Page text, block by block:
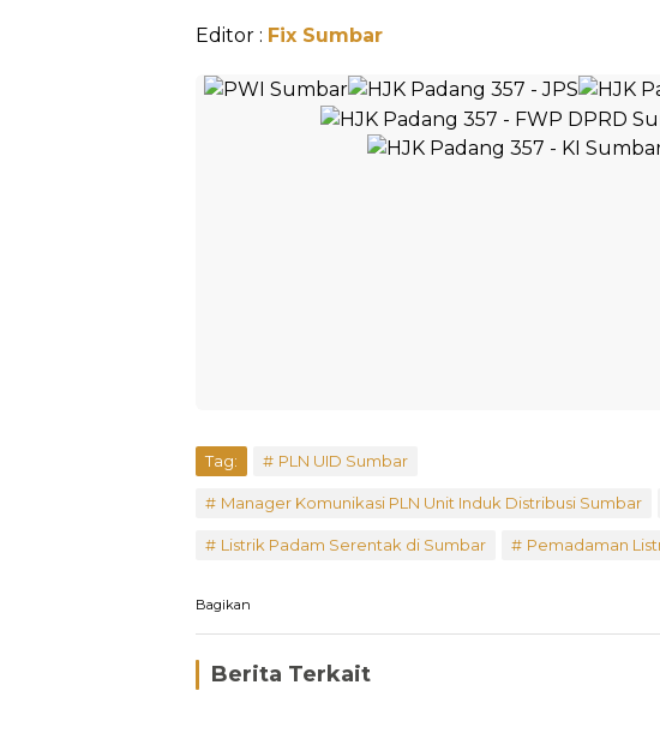
Editor : Fix Sumbar
Tag: PLN UID Sumbar
Manager Komunikasi PLN Unit Induk Distribusi Sumbar
Listrik Padam Serentak di Sumbar Pemadaman
Bagikan
Berita Terkait